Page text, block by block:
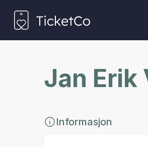
Jan Erik
Informasjon